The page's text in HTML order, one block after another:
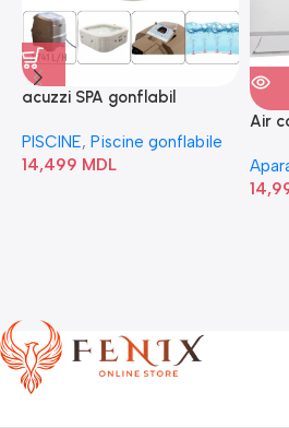
acuzzi SPA gonflabil
Bubble” 28446
PISCINE, Piscine gonflabile
14,499 MDL
Air